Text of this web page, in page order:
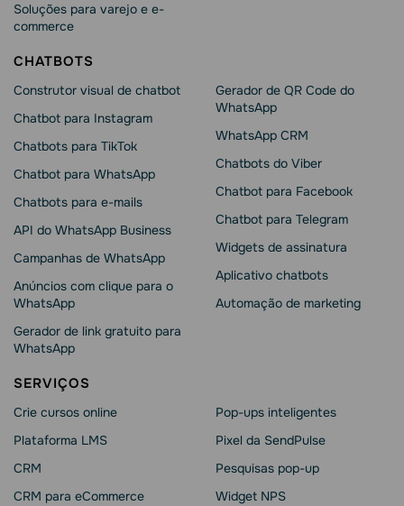
Soluções para varejo e e-
commerce
CHATBOTS
Construtor visual de chatbot
Chatbot para Instagram
Chatbots para TikTok
Chatbot para WhatsApp
Chatbots para e-mails
API do WhatsApp Business
Campanhas de WhatsApp
Anúncios com clique para o
WhatsApp
Gerador de link gratuito para
WhatsApp
Gerador de QR Code do
WhatsApp
WhatsApp CRM
Chatbots do Viber
Chatbot para Facebook
Chatbot para Telegram
Widgets de assinatura
Aplicativo chatbots
Automação de marketing
SERVIÇOS
Crie cursos online
Plataforma LMS
CRM
CRM para eCommerce
Pop-ups inteligentes
Pixel da SendPulse
Pesquisas pop-up
Widget NPS